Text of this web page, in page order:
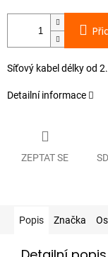
Síťový kabel délky od
Detailní informace
ZEPTAT SE
Popis Značka